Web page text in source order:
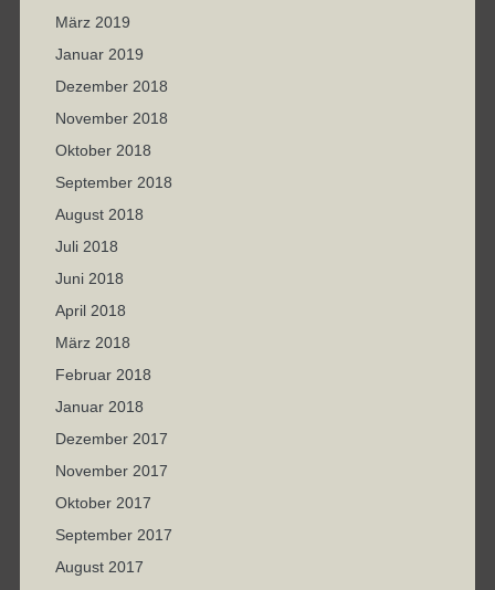
März 2019
Januar 2019
Dezember 2018
November 2018
Oktober 2018
September 2018
August 2018
Juli 2018
Juni 2018
April 2018
März 2018
Februar 2018
Januar 2018
Dezember 2017
November 2017
Oktober 2017
September 2017
August 2017